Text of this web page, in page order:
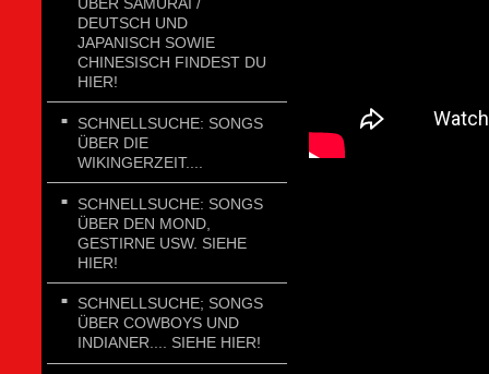
DEUTSCH UND
JAPANISCH SOWIE
CHINESISCH FINDEST DU
HIER!
SCHNELLSUCHE: SONGS
ÜBER DIE
WIKINGERZEIT....
SCHNELLSUCHE: SONGS
ÜBER DEN MOND,
GESTIRNE USW. SIEHE
HIER!
SCHNELLSUCHE; SONGS
ÜBER COWBOYS UND
INDIANER.... SIEHE HIER!